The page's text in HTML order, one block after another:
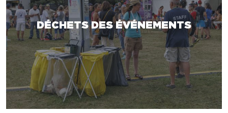
DÉCHETS DES ÉVÉNEMENTS